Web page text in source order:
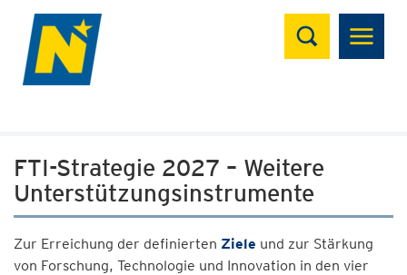
Suchen
FTI-Strategie 2027 – Weitere
Unterstützungsinstrumente
Zur Erreichung der definierten Ziele und zur Stärkung
von Forschung, Technologie und Innovation in den vier